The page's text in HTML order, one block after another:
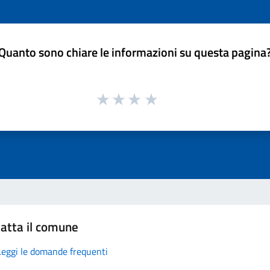
sono chiare le informazioni su questa
il comune
le domande frequenti